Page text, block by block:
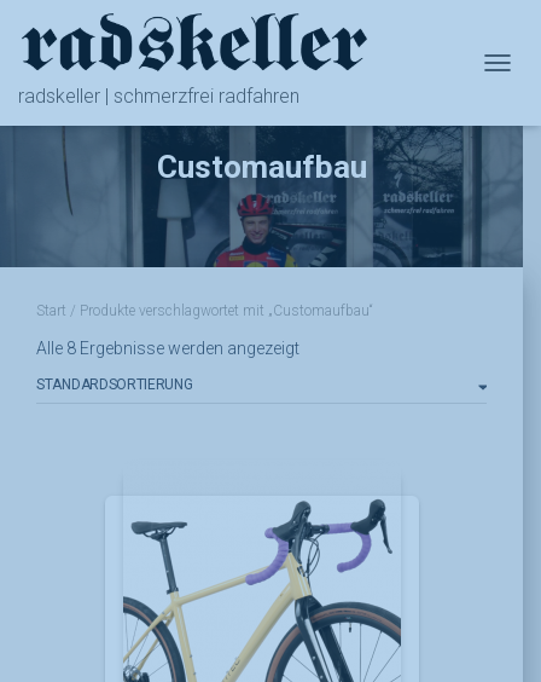
radskeller | schmerzfrei radfahren
Customaufbau
Start / Produkte verschlagwortet mit „Customaufbau“
Alle 8 Ergebnisse werden angezeigt